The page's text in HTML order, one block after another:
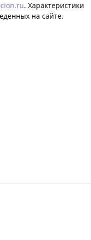
. Характеристики
на сайте.